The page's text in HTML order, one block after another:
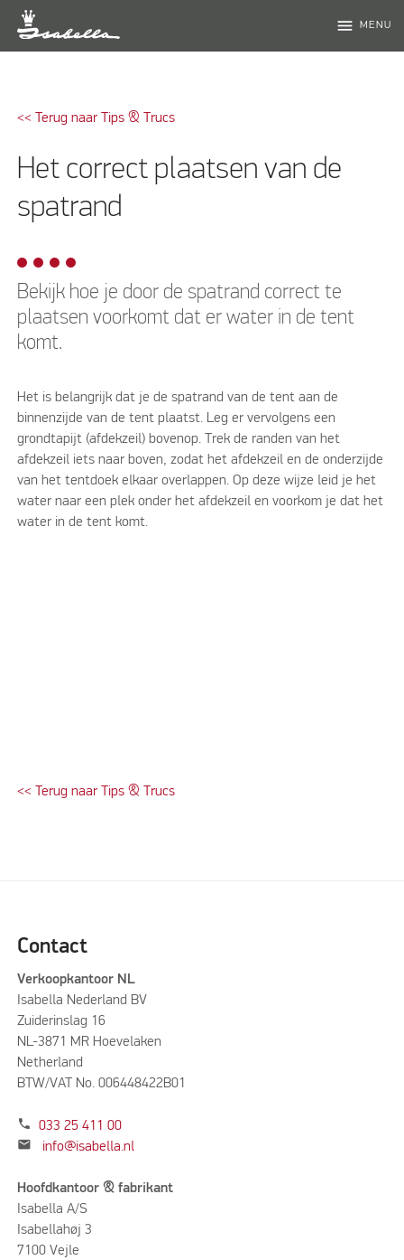
menu MENU
<< Terug naar Tips & Trucs
Het correct plaatsen van de
spatrand
Bekijk hoe je door de spatrand correct te
plaatsen voorkomt dat er water in de tent
komt.
Het is belangrijk dat je de spatrand van de tent aan de
binnenzijde van de tent plaatst. Leg er vervolgens een
grondtapijt (afdekzeil) bovenop. Trek de randen van het
afdekzeil iets naar boven, zodat het afdekzeil en de onderzijde
van het tentdoek elkaar overlappen. Op deze wijze leid je het
water naar een plek onder het afdekzeil en voorkom je dat het
water in de tent komt.
<< Terug naar Tips & Trucs
Contact
Verkoopkantoor NL
Isabella Nederland BV
Zuiderinslag 16
NL-3871 MR Hoevelaken
Netherland
BTW/VAT No. 006448422B01
phone 033 25 411 00
mail info@isabella.nl
Hoofdkantoor & fabrikant
Isabella A/S
Isabellahøj 3
7100 Vejle